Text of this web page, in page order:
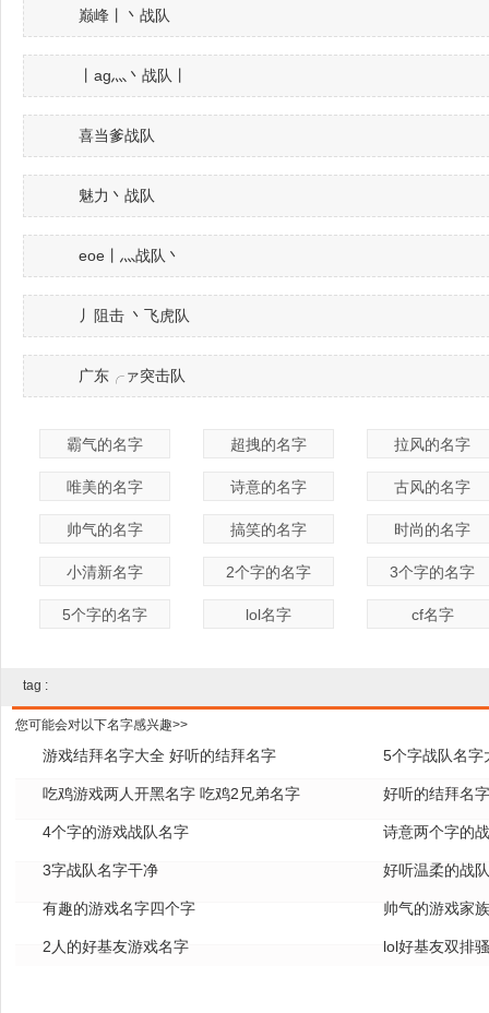
巅峰丨丶战队
丨ag灬丶战队丨
喜当爹战队
魅力丶战队
eoe丨灬战队丶
丿阻击 丶飞虎队
广东╭ァ突击队
霸气的名字 超拽的名字 拉风的名字
唯美的名字 诗意的名字 古风的名字
帅气的名字 搞笑的名字 时尚的名字
小清新名字 2个字的名字 3个字的名字
5个字的名字 lol名字 cf名字
tag :
您可能会对以下名字感兴趣>>
游戏结拜名字大全 好听的结拜名字 5个字战队名字
吃鸡游戏两人开黑名字 吃鸡2兄弟名字 好听的结拜名
4个字的游戏战队名字 诗意两个字的
3字战队名字干净 好听温柔的战
有趣的游戏名字四个字 帅气的游戏家
2人的好基友游戏名字 lol好基友双排